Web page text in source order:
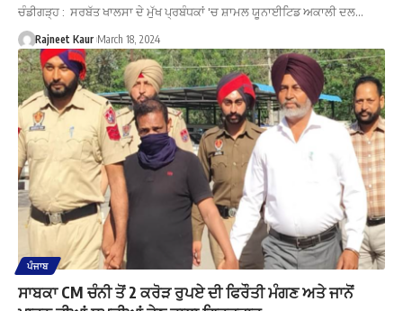
ਚੰਡੀਗੜ੍ਹ : ਸਰਬੱਤ ਖਾਲਸਾ ਦੇ ਮੁੱਖ ਪ੍ਰਬੰਧਕਾਂ 'ਚ ਸ਼ਾਮਲ ਯੂਨਾਈਟਿਡ ਅਕਾਲੀ ਦਲ…
Rajneet Kaur March 18, 2024
ਪੰਜਾਬ
ਸਾਬਕਾ CM ਚੰਨੀ ਤੋਂ 2 ਕਰੋੜ ਰੁਪਏ ਦੀ ਫਿਰੌਤੀ ਮੰਗਣ ਅਤੇ ਜਾਨੋਂ